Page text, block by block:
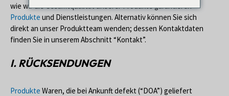
wie wir die Gesamtqualität unserer Produkte garantieren
Produkte und Dienstleistungen. Alternativ können Sie sich
direkt an unser Produktteam wenden; dessen Kontaktdaten
finden Sie in unserem Abschnitt “Kontakt”.
I. RÜCKSENDUNGEN
Produkte Waren, die bei Ankunft defekt (“DOA”) geliefert